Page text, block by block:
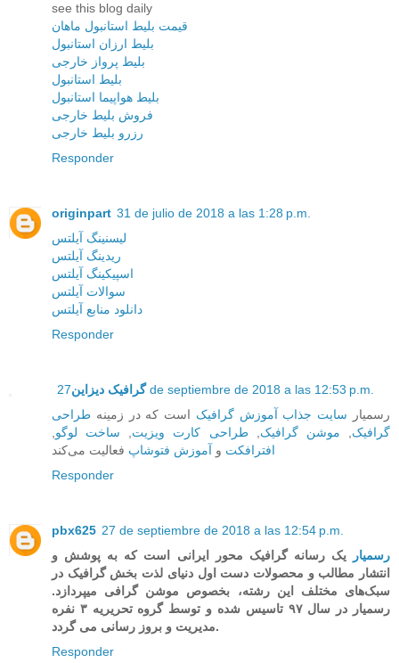
see this blog daily
قیمت بلیط استانبول ماهان
بلیط ارزان استانبول
بلیط پرواز خارجی
بلیط استانبول
بلیط هواپیما استانبول
فروش بلیط خارجی
رزرو بلیط خارجی
Responder
originpart 31 de julio de 2018 a las 1:28 p.m.
لیسنینگ آیلتس
ریدینگ آیلتس
اسپیکینگ آیلتس
سوالات آیلتس
دانلود منابع آیلتس
Responder
گرافیک دیزاین27 de septiembre de 2018 a las 12:53 p.m.
رسمیار سایت جذاب آموزش گرافیک است که در زمینه‌ طراحی
گرافیک
موشن گرافیک ,طراحی کارت ویزیت ساخت لوگو
افترافکت و آموزش فتوشاپ فعالیت می‌کند
Responder
pbx625 27 de septiembre de 2018 a las 12:54 p.m.
رسمیار
یک رسانه گرافیک محور ایرانی است که به پوشش و
انتشار مطالب و محصولات دست اول دنیای لذت بخش گرافیک در
سبک‌های مختلف این رشته، بخصوص موشن گرافی میپردازد.
رسمیار در سال ۹۷ تاسیس شده و توسط گروه تحریریه ۳ نفره
مدیریت و بروز رسانی می گردد.
Responder